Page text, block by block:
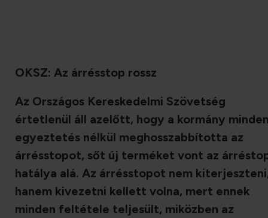
OKSZ: Az árrésstop rossz
Az Országos Kereskedelmi Szövetség
értetlenül áll azelőtt, hogy a kormány
egyeztetés nélkül meghosszabbította az
árrésstopot, sőt új terméket vont az
hatálya alá. Az árrésstopot nem
hanem kivezetni kellett volna, mert ennek
minden feltétele teljesült, miközben az